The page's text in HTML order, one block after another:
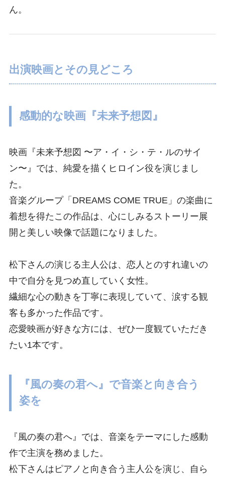
ん。
出演映画とその見どころ
感動的な映画『未来予想図』
映画『未来予想図 〜ア・イ・シ・テ・ルのサイ
ン〜』では、純愛を描くヒロイン役を演じまし
た。
音楽グループ「DREAMS COME TRUE」の楽曲に
着想を得たこの作品は、心にしみるストーリー展
開と美しい映像で話題になりました。
松下さんの演じる主人公は、恋人とのすれ違いの
中で自分を見つめ直していく女性。
繊細な心の動きを丁寧に表現していて、涙する観
客も多かった作品です。
恋愛映画が好きな方には、ぜひ一度観ていただき
たい1本です。
『風の奏の君へ』で音楽と向き合う
姿を
『風の奏の君へ』では、音楽をテーマにした感動
作で主演を務めました。
松下さんはピアノと向き合う主人公を演じ、自ら